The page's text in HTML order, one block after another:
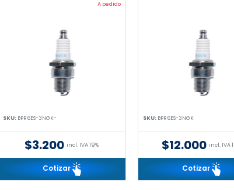
A pedido
SKU: BPR6ES-3NGK-
$3.200 incl. IVA 19%
Cotizar
SKU: BPR6ES-3NGK
$12.000 incl. IVA
Cotizar